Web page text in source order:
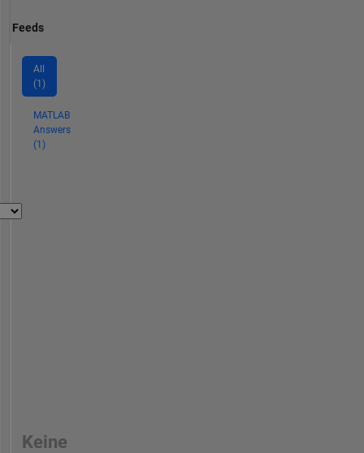
Feeds
All
(1)
MATLAB
Answers
(1)
Keine